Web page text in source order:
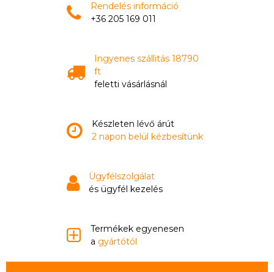
Rendelés információ
+36 205 169 011
Ingyenes szállitás 18790
ft
feletti vásárlásnál
Készleten lévő árút
2 napon belül kézbesítünk
Ügyfélszolgálat
és ügyfél kezelés
Termékek egyenesen
a gyártótól